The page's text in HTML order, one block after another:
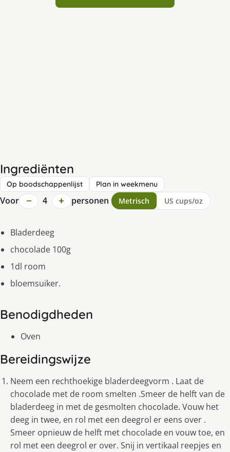
Ingrediënten
Op boodschappenlijst Plan in weekmenu
Voor − 4 + personen Metrisch US cups/oz
Bladerdeeg
chocolade 100g
1dl room
bloemsuiker.
Benodigdheden
Oven
Bereidingswijze
Neem een rechthoekige bladerdeegvorm . Laat de
chocolade met de room smelten .Smeer de helft van de
bladerdeeg in met de gesmolten chocolade. Vouw het
deeg in twee, en rol met een deegrol er eens over .
Smeer opnieuw de helft met chocolade en vouw toe, en
rol met een deegrol er over. Snij in vertikaal reepjes en